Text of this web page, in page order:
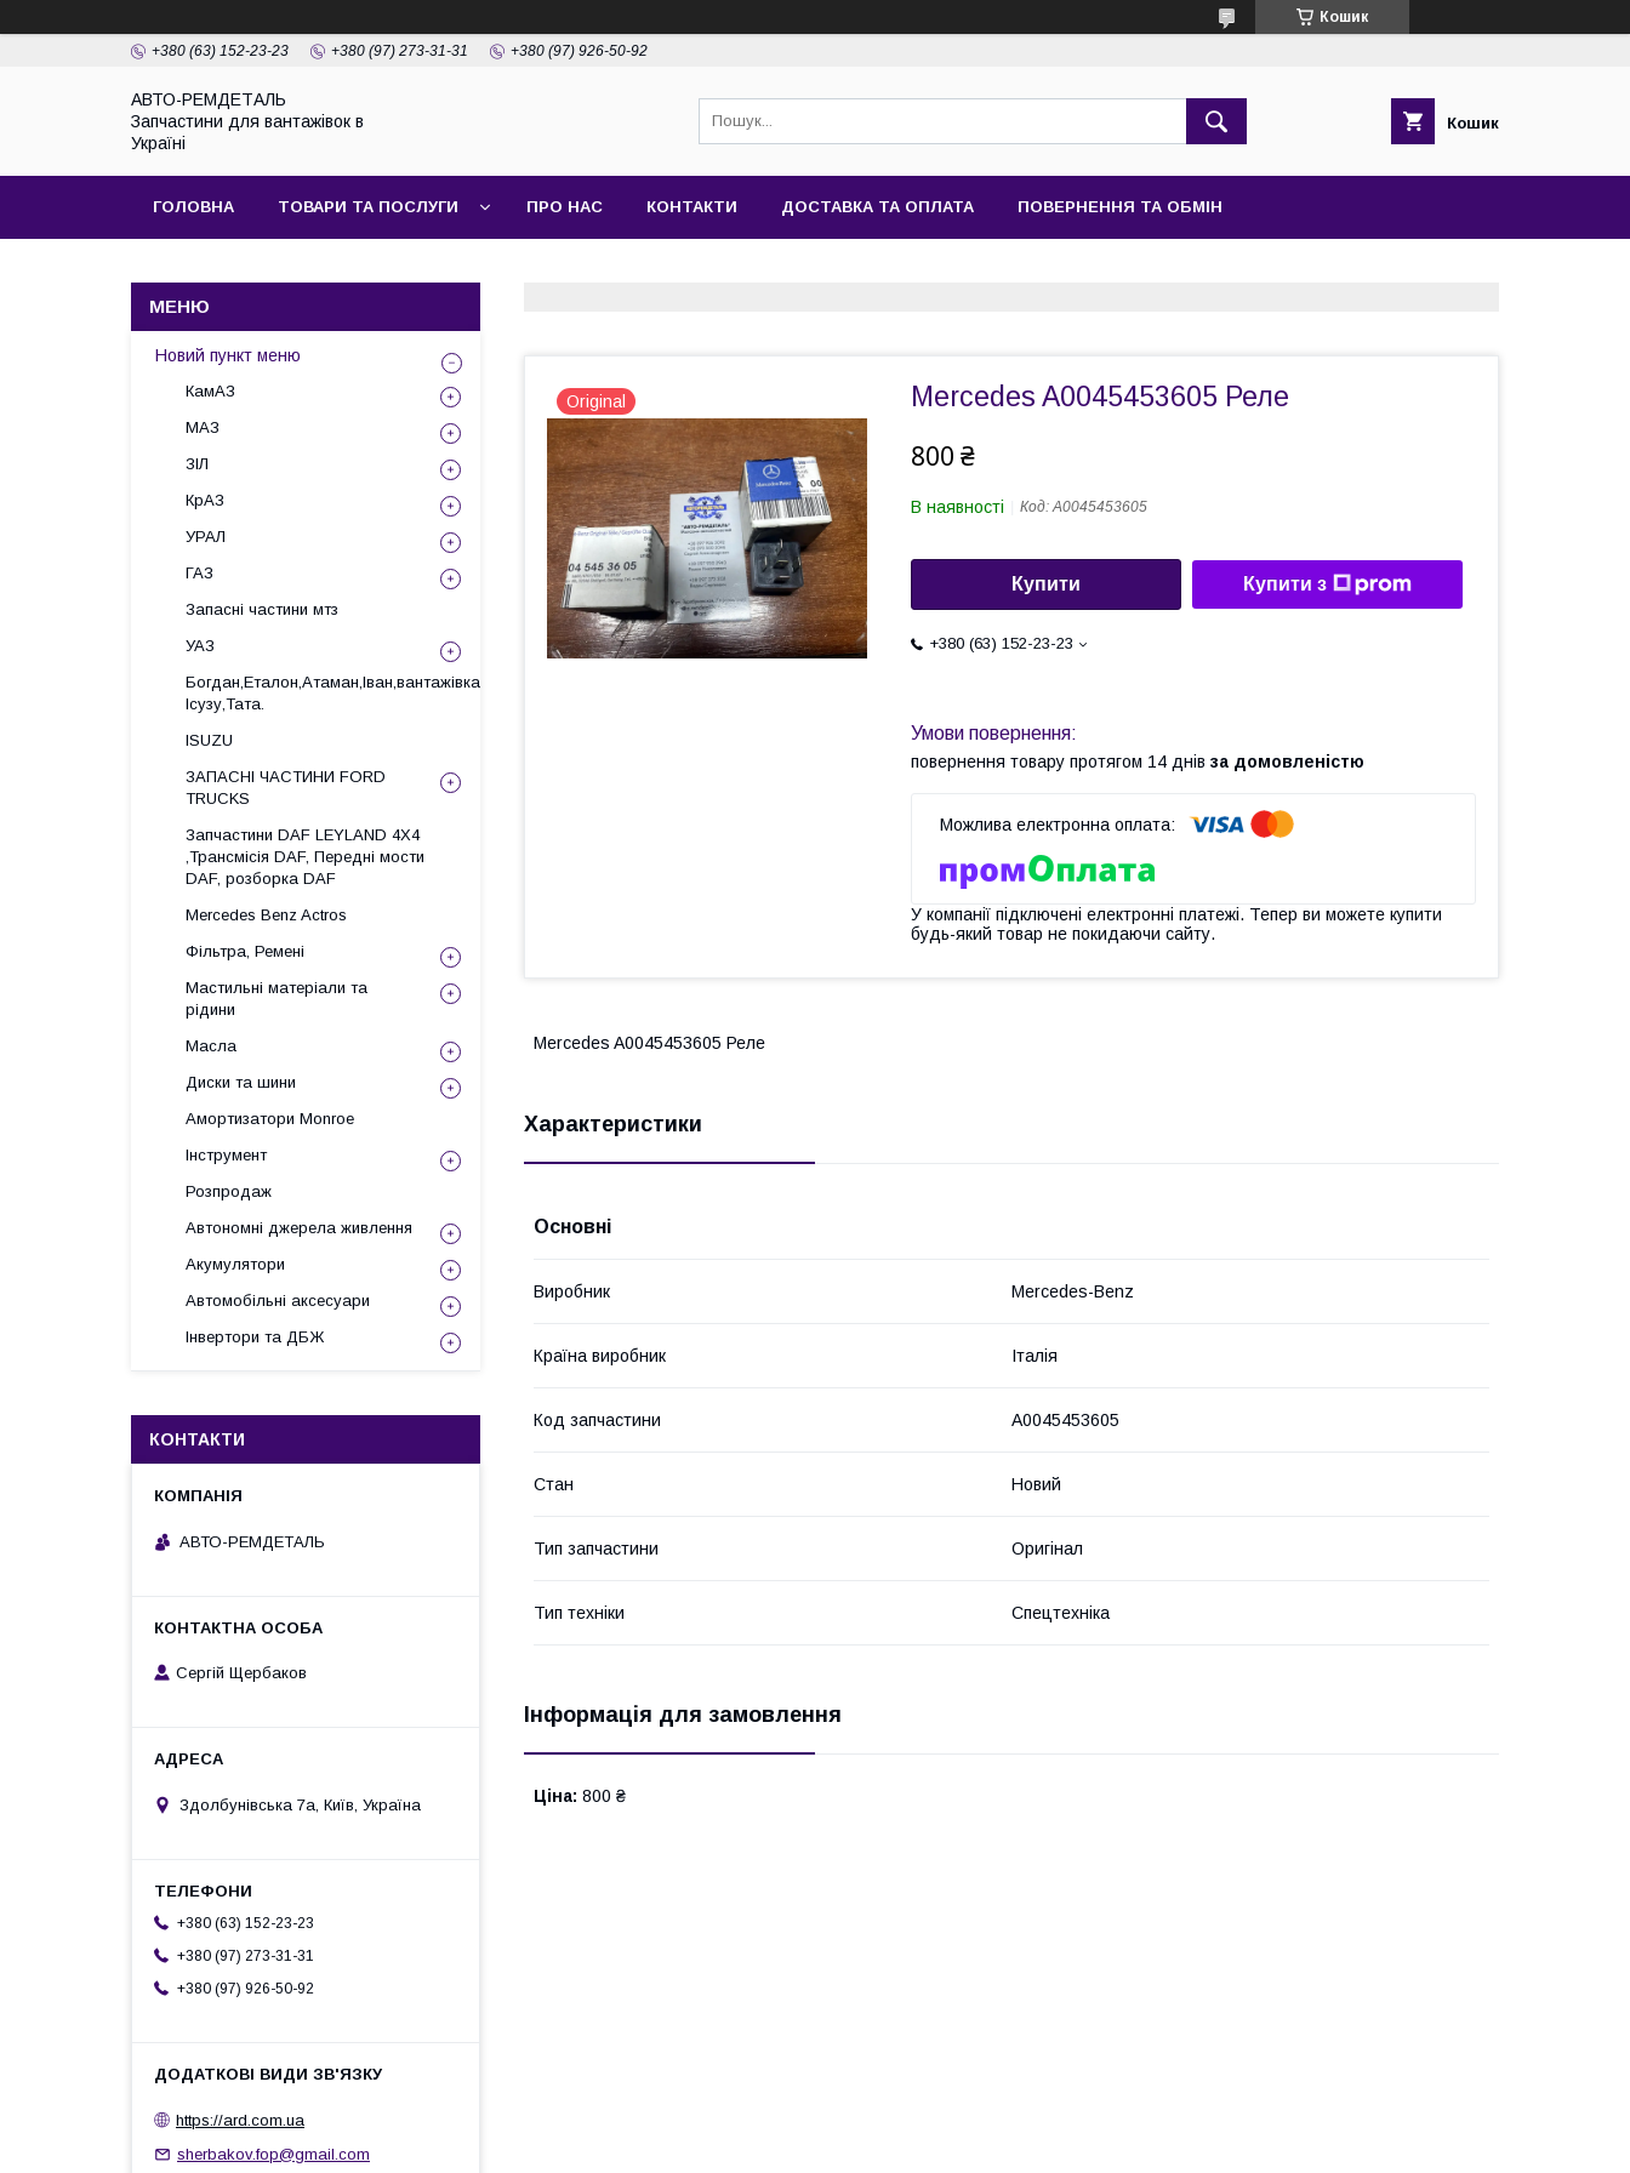
Кошик
+380 (63) 152-23-23 +380 (97) 273-31-31 +380 (97) 926-50-92
АВТО-РЕМДЕТАЛЬ
Запчастини для вантажівок в
Україні
Кошик
ГОЛОВНА ТОВАРИ ТА ПОСЛУГИ ПРО НАС КОНТАКТИ ДОСТАВКА ТА ОПЛАТА ПОВЕРНЕННЯ ТА ОБМІН
Original Mercedes A0045453605 Реле
800 ₴
В наявності Код:A0045453605
Купити Купити з
+380 (63) 152-23-23
повернення товару протягом 14 днів за домовленістю
У компанії підключені електронні платежі. Тепер ви можете купити
будь-який товар не покидаючи сайту.
Mercedes A0045453605 Реле
Характеристики
Основні
Виробник Mercedes-Benz
Країна виробник Італія
Код запчастини A0045453605
Стан Новий
Тип запчастини Оригінал
Тип техніки Спецтехніка
Інформація для замовлення
Ціна: 800 ₴
Новий пункт меню
КамАЗ
МАЗ
ЗІЛ
КрАЗ
УРАЛ
ГАЗ
Запасні частини мтз
УАЗ
Богдан,Еталон,Атаман,Іван,вантажівка
Ісузу,Тата.
ISUZU
ЗАПАСНІ ЧАСТИНИ FORD
TRUCKS
Запчастини DAF LEYLAND 4X4
,Трансмісія DAF, Передні мости
DAF, розборка DAF
Mercedes Benz Actros
Фільтра, Ремені
Мастильні матеріали та
рідини
Масла
Диски та шини
Амортизатори Monroe
Інструмент
Розпродаж
Автономні джерела живлення
Акумулятори
Автомобільні аксесуари
Інвертори та ДБЖ
КОНТАКТИ
АВТО-РЕМДЕТАЛЬ
Сергій Щербаков
Здолбунівська 7а, Київ, Україна
+380 (63) 152-23-23
+380 (97) 273-31-31
+380 (97) 926-50-92
https://ard.com.ua
sherbakov.fop@gmail.com